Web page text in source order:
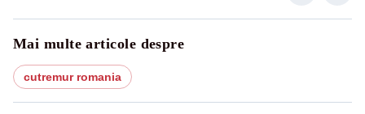
Mai multe articole despre
cutremur romania